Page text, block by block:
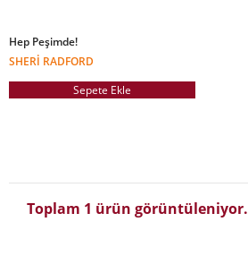
Hep Peşimde!
SHERI RADFORD
Sepete Ekle
Toplam 1 ürün görüntüleniyor.